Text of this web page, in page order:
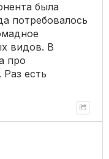
была
потребовалось
видов. В
про
есть